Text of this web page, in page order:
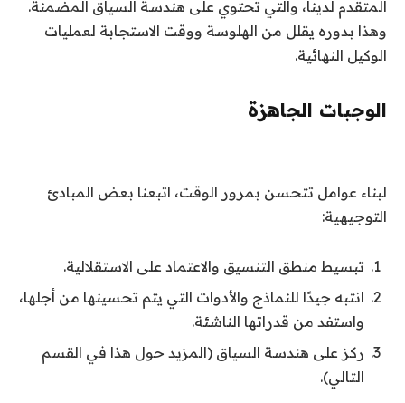
المتقدم لدينا، والتي تحتوي على هندسة السياق المضمنة.
وهذا بدوره يقلل من الهلوسة ووقت الاستجابة لعمليات
الوكيل النهائية.
الوجبات الجاهزة
لبناء عوامل تتحسن بمرور الوقت، اتبعنا بعض المبادئ
التوجيهية:
تبسيط منطق التنسيق والاعتماد على الاستقلالية.
انتبه جيدًا للنماذج والأدوات التي يتم تحسينها من أجلها،
واستفد من قدراتها الناشئة.
ركز على هندسة السياق (المزيد حول هذا في القسم
التالي).